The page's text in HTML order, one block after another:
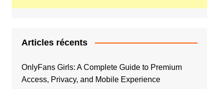
Articles récents
OnlyFans Girls: A Complete Guide to Premium
Access, Privacy, and Mobile Experience